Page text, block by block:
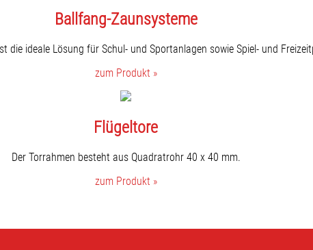
Ballfang-Zaunsysteme
ideale Lösung für Schul- und Sportanlagen sowie Spiel- und
zum Produkt »
Flügeltore
Der Torrahmen besteht aus Quadratrohr 40 x 40 mm.
zum Produkt »